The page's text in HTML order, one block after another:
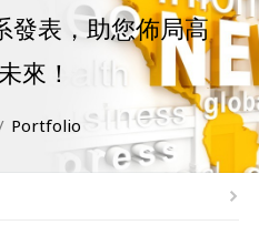
務
發表，助您佈局高
來！
Portfolio